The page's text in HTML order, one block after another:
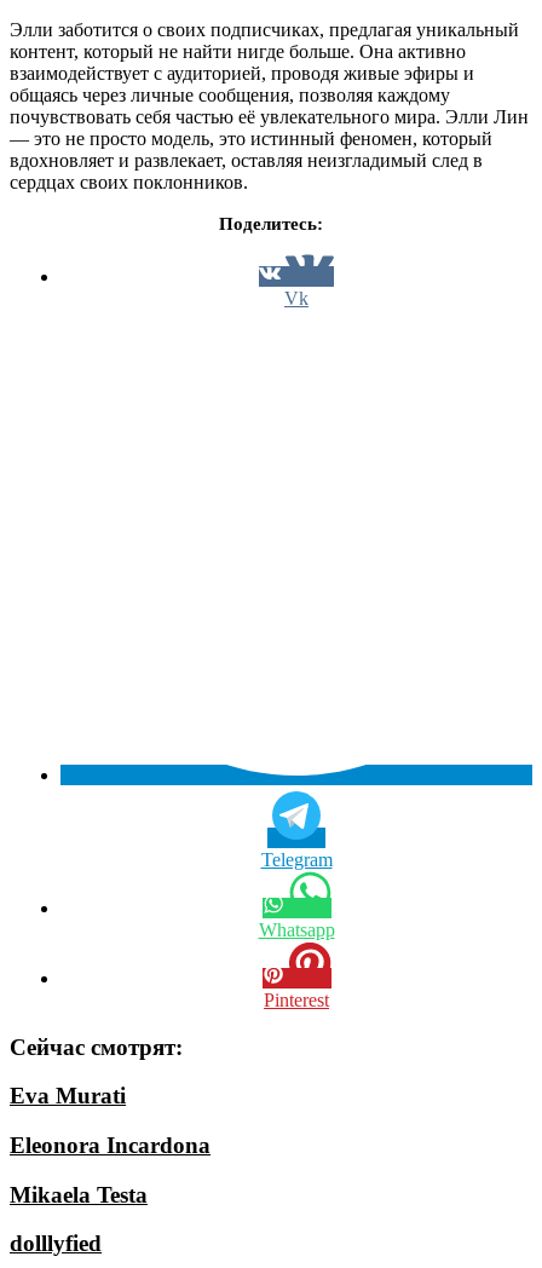
Элли заботится о своих подписчиках, предлагая уникальный
контент, который не найти нигде больше. Она активно
взаимодействует с аудиторией, проводя живые эфиры и
общаясь через личные сообщения, позволяя каждому
почувствовать себя частью её увлекательного мира. Элли Лин
— это не просто модель, это истинный феномен, который
вдохновляет и развлекает, оставляя неизгладимый след в
сердцах своих поклонников.
Поделитесь:
Vk
Telegram
Whatsapp
Pinterest
Сейчас смотрят:
Eva Murati
Eleonora Incardona
Mikaela Testa
dolllyfied